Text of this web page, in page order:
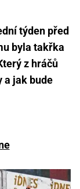
týden před
byla takřka
z hráčů
a jak bude